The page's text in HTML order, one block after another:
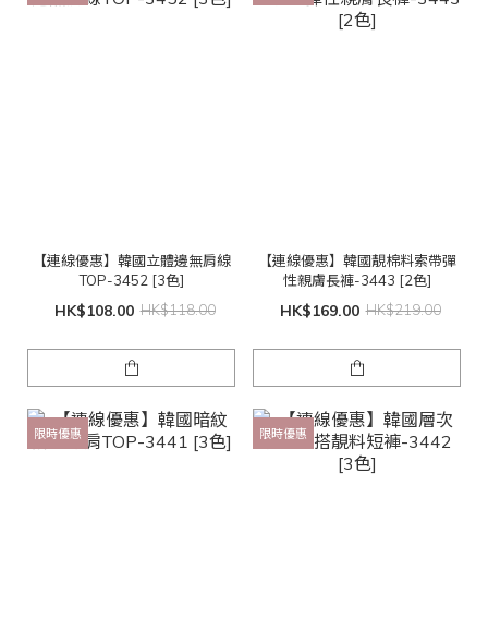
【連線優惠】韓國立體邊無肩線
TOP-3452 [3色]
HK$108.00 HK$118.00
【連線優惠】韓國靚棉料索帶彈
性親膚長褲-3443 [2色]
HK$169.00 HK$219.00
限時優惠 限時優惠